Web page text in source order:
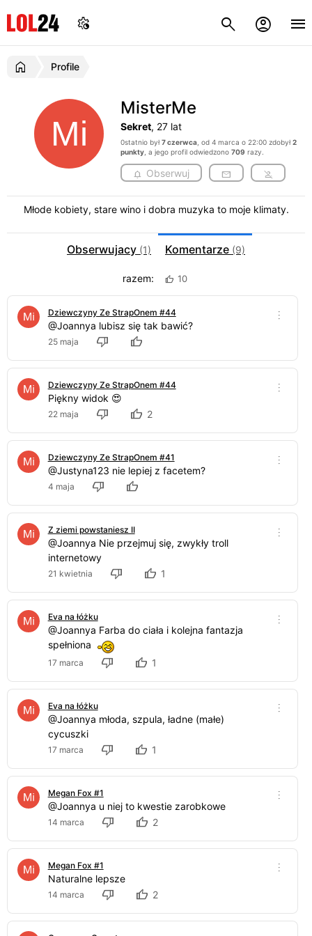
Profile
MisterMe
Sekret, 27 lat
0statnio był7 czerwca, od 4 marca o 22:00 zdobył2
punkty, a jego profil odwiedzono 709 razy.
Obserwuj
Młode kobiety, stare wino i dobra muzyka to moje klimaty.
Obserwujacy (1) Komentarze (9)
razem: 10
Dziewczyny Ze StrapOnem #44
@Joannya lubisz się tak bawić?
25 maja
Dziewczyny Ze StrapOnem #44
Piękny widok 😍
22 maja 2
Dziewczyny Ze StrapOnem #41
@Justyna123 nie lepiej z facetem?
4 maja
Z ziemi powstaniesz II
@Joannya Nie przejmuj się, zwykły troll
internetowy
21 kwietnia 1
Eva na łóżku
@Joannya Farba do ciała i kolejna fantazja
spełniona
17 marca 1
Eva na łóżku
@Joannya młoda, szpula, ładne (małe)
cycuszki
17 marca 1
Megan Fox #1
@Joannya u niej to kwestie zarobkowe
14 marca 2
Megan Fox #1
Naturalne lepsze
14 marca 2